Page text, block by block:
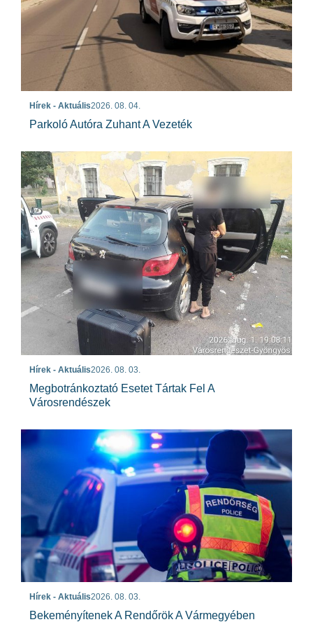
Hírek - Aktuális2026. 08. 04.
Parkoló Autóra Zuhant A Vezeték
Hírek - Aktuális2026. 08. 03.
Megbotránkoztató Esetet Tártak Fel A
Városrendészek
Hírek - Aktuális2026. 08. 03.
Bekeményítenek A Rendőrök A Vármegyében